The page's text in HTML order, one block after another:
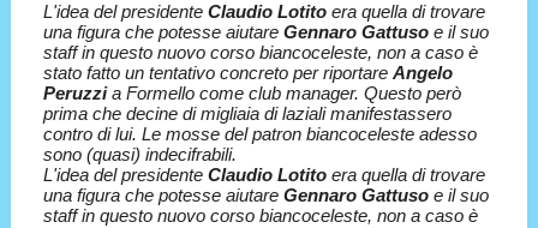
L'idea del presidenteClaudio Lotitoera quella di trovare
una figura che potesse aiutareGennaro Gattuso e il suo
staff in questo nuovo corso biancoceleste, non a caso è
stato fatto un tentativo concreto per riportareAngelo
Peruzzia Formello come club manager. Questo però
prima che decine di migliaia di laziali manifestassero
contro di lui. Le mosse del patron biancoceleste adesso
sono (quasi) indecifrabili.
L'idea del presidenteClaudio Lotitoera quella di trovare
una figura che potesse aiutareGennaro Gattuso e il suo
staff in questo nuovo corso biancoceleste, non a caso è